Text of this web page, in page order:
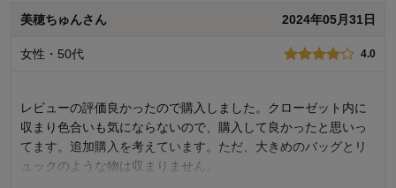
使用感・使いやすさ
購入商品： ４段
ランドリー
購入のきっかけ：
買い替え
商品を使う人： 自分、配偶者
美穂ちゅんさん 2024年05月31日
女性・50代 4.0
レビューの評価良かったので購入しました。クローゼット内に
収まり色合いも気にならないので、購入して良かったと思いっ
てます。追加購入を考えています。ただ、大きめのバッグとリ
ュックのような物は収まりません。